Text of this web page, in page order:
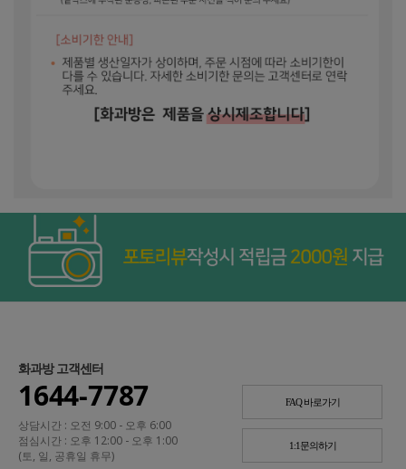
화과방 고객센터
1644-7787
상담시간 : 오전 9:00 - 오후 6:00
점심시간 : 오후 12:00 - 오후 1:00
(토, 일, 공휴일 휴무)
FAQ 바로가기
1:1문의하기